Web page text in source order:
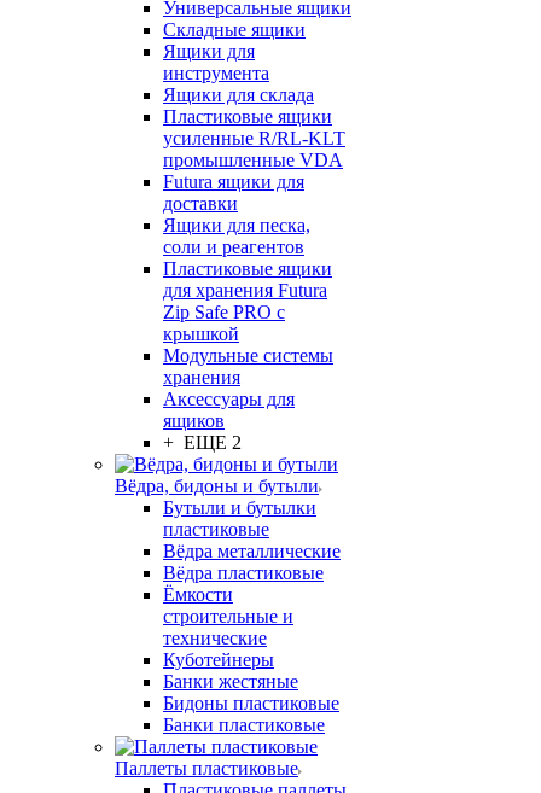
Универсальные ящики
Складные ящики
Ящики для
инструмента
Ящики для склада
Пластиковые ящики
усиленные R/RL-KLT
промышленные VDA
Futura ящики для
доставки
Ящики для песка,
соли и реагентов
Пластиковые ящики
для хранения Futura
Zip Safe PRO с
крышкой
Модульные системы
хранения
Аксессуары для
ящиков
+ ЕЩЕ 2
Вёдра, бидоны и бутыли
Бутыли и бутылки
пластиковые
Вёдра металлические
Вёдра пластиковые
Ёмкости
строительные и
технические
Куботейнеры
Банки жестяные
Бидоны пластиковые
Банки пластиковые
Паллеты пластиковые